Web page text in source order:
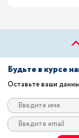
Будьте в курсе
Оставьте ваши